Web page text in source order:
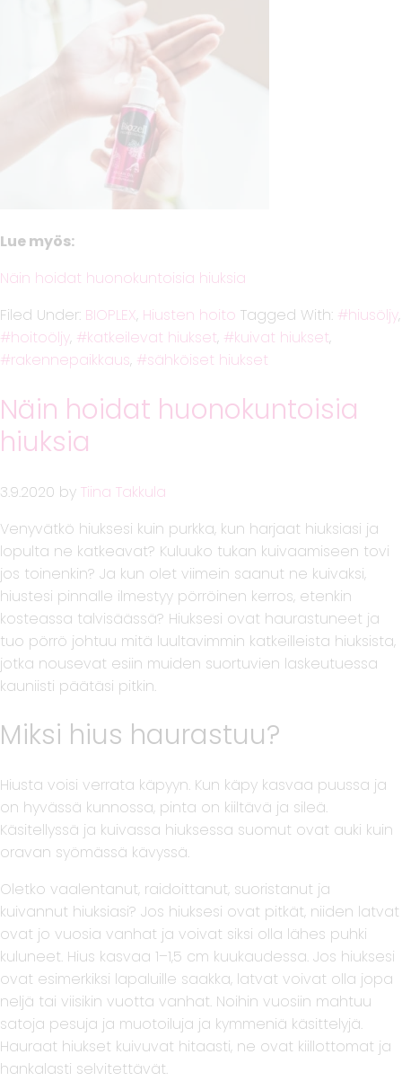
Lue myös:
Näin hoidat huonokuntoisia hiuksia
Filed Under: BIOPLEX, Hiusten hoito Tagged With: hiusöljy,
hoitoöljy, katkeilevat hiukset, kuivat hiukset,
rakennepaikkaus, sähköiset hiukset
Näin hoidat huonokuntoisia
hiuksia
3.9.2020 by Tiina Takkula
Venyvätkö hiuksesi kuin purkka, kun harjaat hiuksiasi ja
lopulta ne katkeavat? Kuluuko tukan kuivaamiseen tovi
jos toinenkin? Ja kun olet viimein saanut ne kuivaksi,
hiustesi pinnalle ilmestyy pörröinen kerros, etenkin
kosteassa talvisäässä? Hiuksesi ovat haurastuneet ja
tuo pörrö johtuu mitä luultavimmin katkeilleista hiuksista,
jotka nousevat esiin muiden suortuvien laskeutuessa
kauniisti päätäsi pitkin.
Miksi hius haurastuu?
Hiusta voisi verrata käpyyn. Kun käpy kasvaa puussa ja
on hyvässä kunnossa, pinta on kiiltävä ja sileä.
Käsitellyssä ja kuivassa hiuksessa suomut ovat auki kuin
oravan syömässä kävyssä.
Oletko vaalentanut, raidoittanut, suoristanut ja
kuivannut hiuksiasi? Jos hiuksesi ovat pitkät, niiden latvat
ovat jo vuosia vanhat ja voivat siksi olla lähes puhki
kuluneet. Hius kasvaa 1–1,5 cm kuukaudessa. Jos hiuksesi
ovat esimerkiksi lapaluille saakka, latvat voivat olla jopa
neljä tai viisikin vuotta vanhat. Noihin vuosiin mahtuu
satoja pesuja ja muotoiluja ja kymmeniä käsittelyjä.
Hauraat hiukset kuivuvat hitaasti, ne ovat kiillottomat ja
hankalasti selvitettävät.